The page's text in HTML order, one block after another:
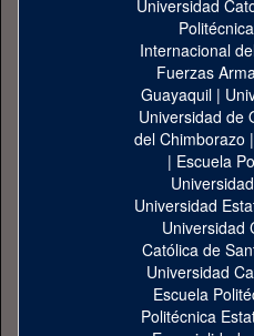
Universidad
Internacional
Fuerzas
Guayaquil|
Universidad de
del Chimborazo |
| Escuela
Universidad
Universidad
Católica de
Universidad
Escuela
Politécnica